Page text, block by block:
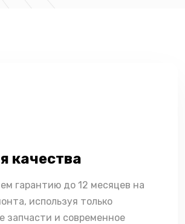
качества
гарантию до 12 месяцев на
используя только
запчасти и современное